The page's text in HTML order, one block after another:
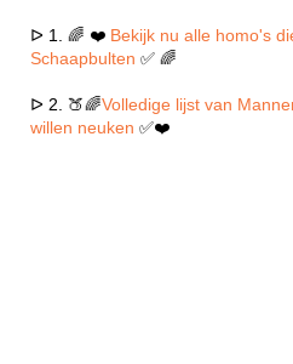
ᐅ 1. 🌈 ❤️ Bekijk nu alle homo's
Schaapbulten ✅ 🌈
ᐅ 2. 🍑🌈Volledige lijst van
willen neuken ✅❤️